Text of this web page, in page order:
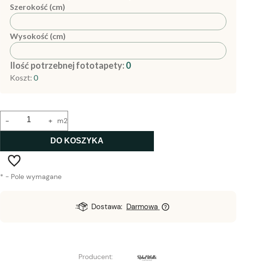
Szerokość (cm)
Wysokość (cm)
Ilość potrzebnej fototapety:0
Koszt:0
+
- m2
DO KOSZYKA
* - Pole wymagane
Dostawa: Darmowa
Producent: